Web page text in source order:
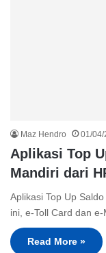
Maz Hendro 01/04/
Aplikasi Top
Mandiri dari
Aplikasi Top Up
ini, e-Toll Card dan
Read More »